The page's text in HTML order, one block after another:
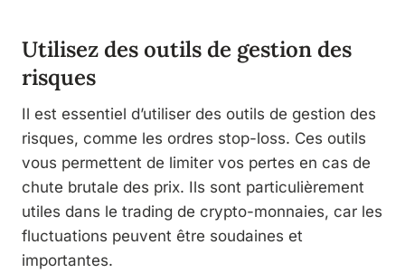
Utilisez des outils de gestion des
risques
Il est essentiel d’utiliser des outils de gestion des
risques, comme les ordres stop-loss. Ces outils
vous permettent de limiter vos pertes en cas de
chute brutale des prix. Ils sont particulièrement
utiles dans le trading de crypto-monnaies, car les
fluctuations peuvent être soudaines et
importantes.